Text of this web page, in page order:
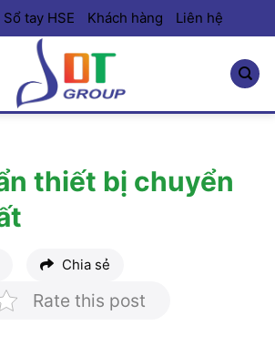
Sổ tay HSE Khách hàng Liên hệ
thiết bị chuyển
Chia sẻ
Rate this post